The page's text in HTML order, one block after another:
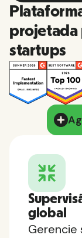
projetada
startups
global
Gerencie